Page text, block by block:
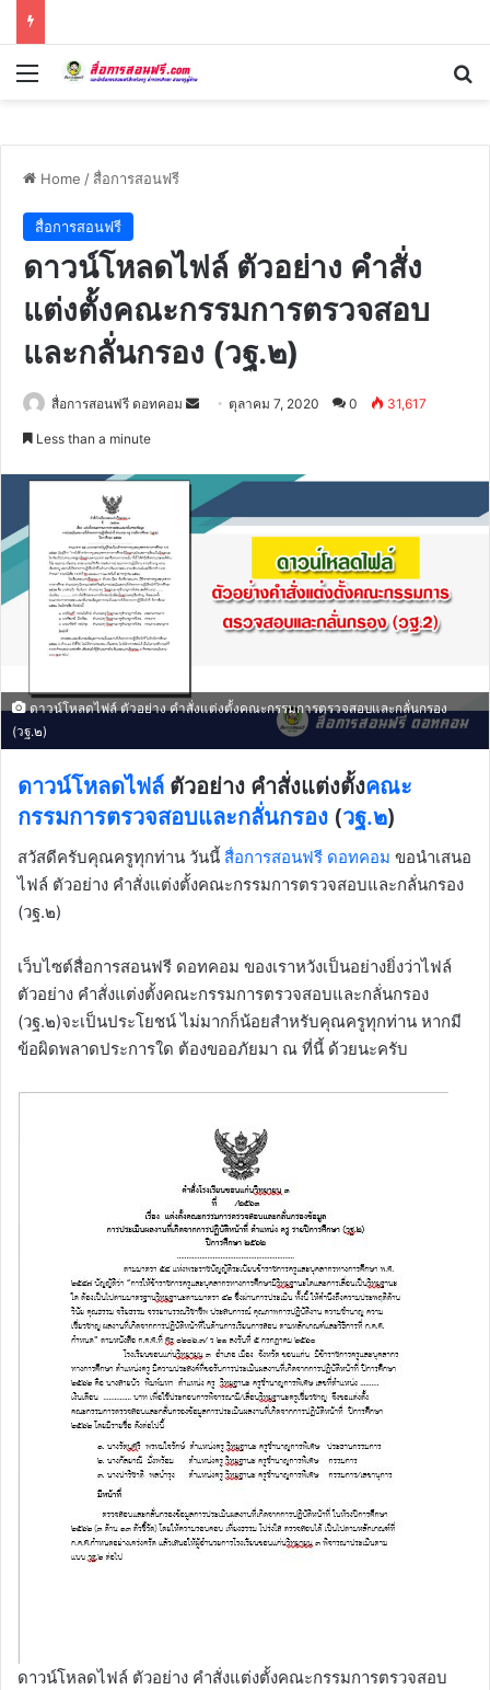
Menu
Home / สื่อการสอนฟรี
สื่อการสอนฟรี
ดาวน์โหลดไฟล์ ตัวอย่าง คำสั่ง
แต่งตั้งคณะกรรมการตรวจสอบ
และกลั่นกรอง (วฐ.๒)
สื่อการสอนฟรี ดอทคอม
Send ตุลาคม 7, 2020 0 31,617
Less than a minute
ดาวน์โหลดไฟล์ ตัวอย่าง คำสั่งแต่งตั้งคณะกรรมการตรวจสอบและกลั่นกรอง
(วฐ.๒)
ดาวน์โหลดไฟล์ ตัวอย่าง คำสั่งแต่งตั้งคณะ
กรรมการตรวจสอบและกลั่นกรอง (วฐ.๒)
สวัสดีครับคุณครูทุกท่าน วันนี้ สื่อการสอนฟรี ดอทคอม ขอนำเสนอ
ไฟล์ ตัวอย่าง คำสั่งแต่งตั้งคณะกรรมการตรวจสอบและกลั่นกรอง
(วฐ.๒)
เว็บไซต์สื่อการสอนฟรี ดอทคอม ของเราหวังเป็นอย่างยิ่งว่าไฟล์
ตัวอย่าง คำสั่งแต่งตั้งคณะกรรมการตรวจสอบและกลั่นกรอง
(วฐ.๒)จะเป็นประโยชน์ ไม่มากก็น้อยสำหรับคุณครูทุกท่าน หากมี
ข้อผิดพลาดประการใด ต้องขออภัยมา ณ ที่นี้ ด้วยนะครับ
ดาวน์โหลดไฟล์ ตัวอย่าง คำสั่งแต่งตั้งคณะกรรมการตรวจสอบ